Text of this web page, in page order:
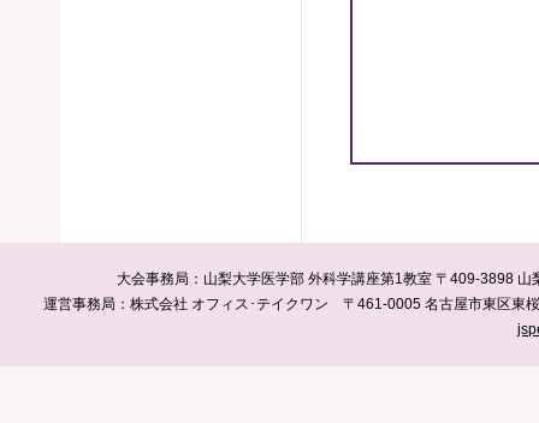
大会事務局：山梨大学医学部 外科学講座第1教室 〒409-
運営事務局：株式会社 オフィス･テイクワン 〒461-0005 名古屋市東区